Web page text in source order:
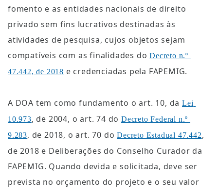
fomento e as entidades nacionais de direito
privado sem fins lucrativos destinadas às
atividades de pesquisa, cujos objetos sejam
compatíveis com as finalidades do Decreto n.º
47.442, de 2018 e credenciadas pela FAPEMIG.
A DOA tem como fundamento o art. 10, da Lei
10.973, de 2004, o art. 74 do Decreto Federal n.º
9.283, de 2018, o art. 70 do Decreto Estadual 47.442,
de 2018 e Deliberações do Conselho Curador da
FAPEMIG. Quando devida e solicitada, deve ser
prevista no orçamento do projeto e o seu valor